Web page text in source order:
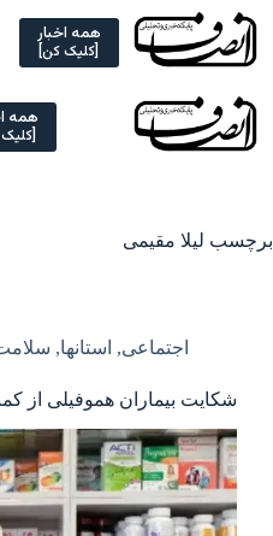
Skip
content
همه اخبار
[کلیک کن]
همه
برچسب لیلا مقیمی
اجتماعی, استانها,
شکایت بیماران هموفیلی از